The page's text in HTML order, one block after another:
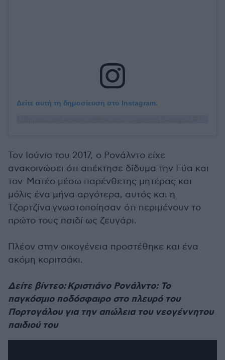
Δείτε αυτή τη δημοσίευση στο Instagram.
Τον Ιούνιο του 2017, ο Ρονάλντο είχε
ανακοινώσει ότι απέκτησε δίδυμα την Εύα και
τον Ματέο μέσω παρένθετης μητέρας και
μόλις ένα μήνα αργότερα, αυτός και η
Τζορτζίνα γνωστοποίησαν ότι περιμένουν το
πρώτο τους παιδί ως ζευγάρι.
Πλέον στην οικογένεια προστέθηκε και ένα
ακόμη κοριτσάκι.
Δείτε βίντεο: Κριστιάνο Ρονάλντο: Το
παγκόσμιο ποδόσφαιρο στο πλευρό του
Πορτογάλου για την απώλεια του νεογέννητου
παιδιού του